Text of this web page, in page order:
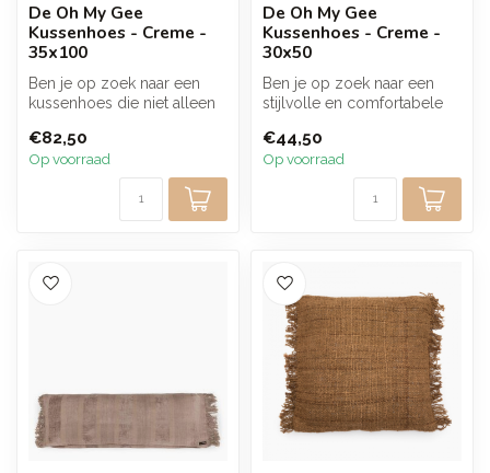
De Oh My Gee
Kussenhoes - Creme -
35x100
Ben je op zoek naar een
kussenhoes die niet alleen
stijlvo...
€82,50
Op voorraad
De Oh My Gee
Kussenhoes - Creme -
30x50
Ben je op zoek naar een
stijlvolle en comfortabele
woondecor...
€44,50
Op voorraad